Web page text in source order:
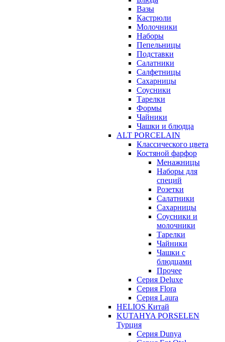
Вазы
Кастрюли
Молочники
Наборы
Пепельницы
Подставки
Салатники
Салфетницы
Сахарницы
Соусники
Тарелки
Формы
Чайники
Чашки и блюдца
ALT PORCELAIN
Классического цвета
Костяной фарфор
Менажницы
Наборы для
специй
Розетки
Салатники
Сахарницы
Соусники и
молочники
Тарелки
Чайники
Чашки с
блюдцами
Прочее
Серия Deluxe
Серия Flora
Серия Laura
HELIOS Китай
KUTAHYA PORSELEN
Турция
Серия Dunya